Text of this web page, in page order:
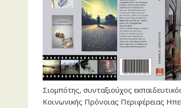
Σιομπότης, συνταξιούχος
Κοινωνικής Πρόνοιας Περιφέρειας